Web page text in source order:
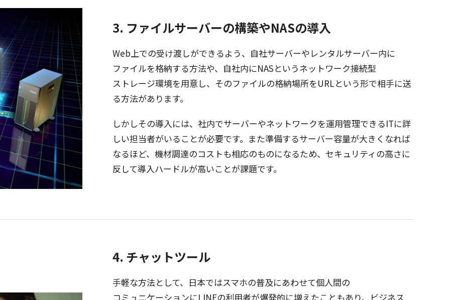
3. ファイルサーバーの構築やNASの導入
Web上での受け渡しができるよう、 自社サーバーや レンタルサーバー内に
ファイルを格納する方法や、 自社内にNASというネットワーク接続型
ストレージ環境を用意し、そのファイルの格納場所をURLという形で相手に送
る方法があります。
しかしその導入には、 社内でサーバーやネットワークを運用管理できるITに詳
しい担当者がいることが必要です。また準備するサーバー容量が大きくなれば
なるほど、 機材調達のコストも相応のものになるため、 セキュリティ の高さに
反して導入ハードルが高いことが課題です。
4. チャットツール
手軽な方法として、 日本ではスマホの普及にあわせて個人間の
コミュニケーションにLINEの利用者が爆発的に増えたこともあり、 ビジネス